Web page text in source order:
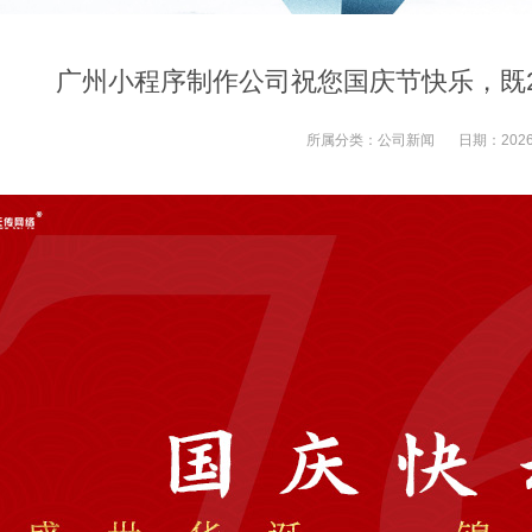
广州小程序制作公司祝您国庆节快乐，
所属分类： 公司新闻 日期：